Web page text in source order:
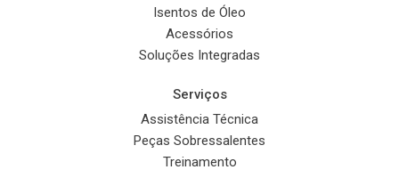
Isentos de Óleo
Acessórios
Soluções Integradas
Serviços
Assistência Técnica
Peças Sobressalentes
Treinamento